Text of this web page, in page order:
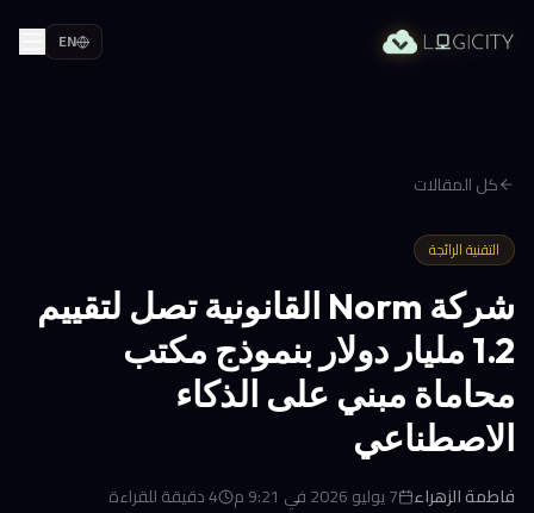
EN
كل المقالات
التقنية الرائجة
شركة Norm القانونية تصل لتقييم
1.2 مليار دولار بنموذج مكتب
محاماة مبني على الذكاء
الاصطناعي
فاطمة الزهراء 7 يوليو 2026 في 9:21 م 4دقيقة للقراءة